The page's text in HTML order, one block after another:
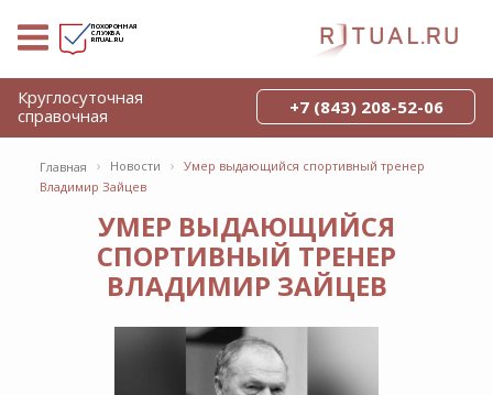
ПОХОРОННАЯ
СЛУЖБА
RITUAL.RU
Главная › Новости › Умер выдающийся спортивный тренер
Владимир Зайцев
УМЕР ВЫДАЮЩИЙСЯ
СПОРТИВНЫЙ ТРЕНЕР
ВЛАДИМИР ЗАЙЦЕВ
Круглосуточная
справочная
+7 (843) 208-52-06